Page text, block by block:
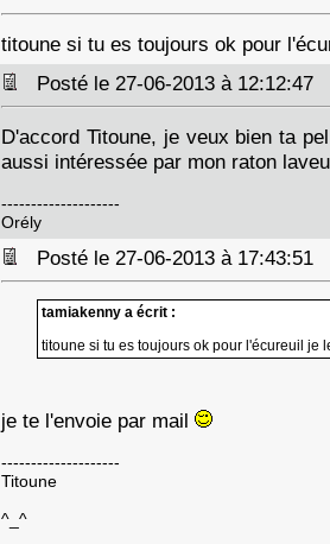
titoune si tu es toujours ok pour
Posté le 27-06-2013 à 12:12:47
D'accord Titoune, je veux bien ta
aussi intéressée par mon raton
--------------------
Orély
Posté le 27-06-2013 à 17:43:51
tamiakenny a écrit :
titoune si tu es toujours ok pour l'écureuil je
je te l'envoie par mail
--------------------
Titoune
^_^